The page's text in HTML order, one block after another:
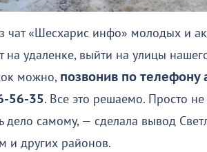
чат «Шесхарис инфо» молодых и
удаленке, выйти на улицы
можно, позвонив по телефону
56-35. Все это решаемо. Просто
дело самому, — сделала вывод
и других районов.